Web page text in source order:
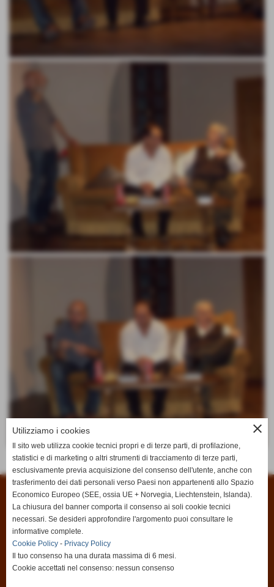
Invia
Associazione Culturale Vertigo
Via San Marco 11/15 - Livorno (LI)
P.I. 01134070497
Tel.
close
Utilizziamo i cookies
Il sito web utilizza cookie tecnici propri e di terze parti, di profilazione,
statistici e di marketing o altri strumenti di tracciamento di terze parti,
esclusivamente previa acquisizione del consenso dell'utente, anche con
trasferimento dei dati personali verso Paesi non appartenenti allo Spazio
Economico Europeo (SEE, ossia UE + Norvegia, Liechtenstein, Islanda).
La chiusura del banner comporta il consenso ai soli cookie tecnici
necessari. Se desideri approfondire l'argomento puoi consultare le
informative complete.
Cookie Policy - Privacy Policy
Il tuo consenso ha una durata massima di 6 mesi.
Cookie accettati nel consenso: nessun consenso